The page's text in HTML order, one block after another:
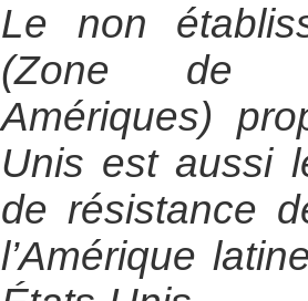
Le non
(Zone de
Amériques)
Unis est aussi
de résistance
l’Amérique